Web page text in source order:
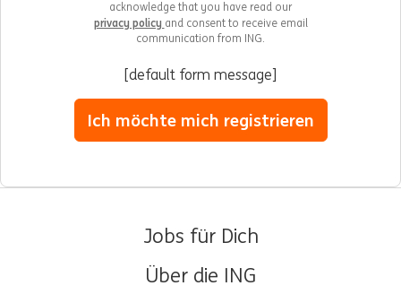
acknowledge that you have read our
privacy policy and consent to receive email
communication from ING.
[default form message]
Ich möchte mich registrieren
Jobs für Dich
Über die ING